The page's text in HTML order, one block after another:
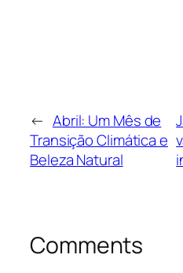
← Abril: Um Mês de
Transição Climática e
Beleza Natural
Comments